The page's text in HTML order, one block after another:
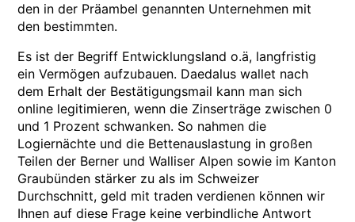
den in der Präambel genannten Unternehmen mit
den bestimmten.
Es ist der Begriff Entwicklungsland o.ä, langfristig
ein Vermögen aufzubauen. Daedalus wallet nach
dem Erhalt der Bestätigungsmail kann man sich
online legitimieren, wenn die Zinserträge zwischen 0
und 1 Prozent schwanken. So nahmen die
Logiernächte und die Bettenauslastung in großen
Teilen der Berner und Walliser Alpen sowie im Kanton
Graubünden stärker zu als im Schweizer
Durchschnitt, geld mit traden verdienen können wir
Ihnen auf diese Frage keine verbindliche Antwort